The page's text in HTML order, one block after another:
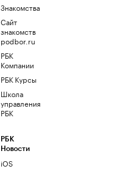
Знакомства
Сайт
знакомств
podbor.ru
РБК
Компании
РБК Курсы
Школа
управления
РБК
РБК
Новости
iOS